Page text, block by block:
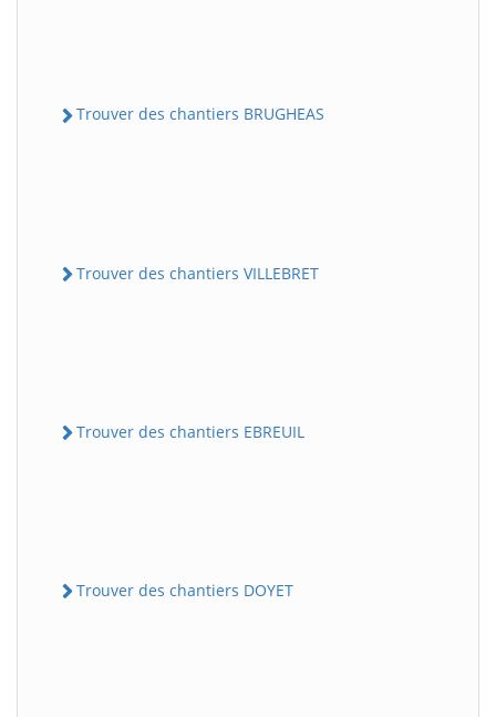
Trouver des chantiers BRUGHEAS
Trouver des chantiers VILLEBRET
Trouver des chantiers EBREUIL
Trouver des chantiers DOYET